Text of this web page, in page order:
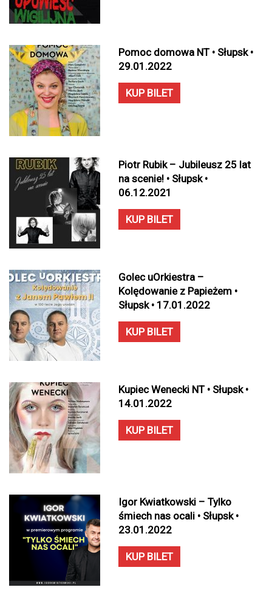
Pomoc domowa NT • Słupsk •
29.01.2022
KUP BILET
Piotr Rubik – Jubileusz 25 lat
na scenie! • Słupsk •
06.12.2021
KUP BILET
Golec uOrkiestra –
Kolędowanie z Papieżem •
Słupsk • 17.01.2022
KUP BILET
Kupiec Wenecki NT • Słupsk •
14.01.2022
KUP BILET
Igor Kwiatkowski – Tylko
śmiech nas ocali • Słupsk •
23.01.2022
KUP BILET